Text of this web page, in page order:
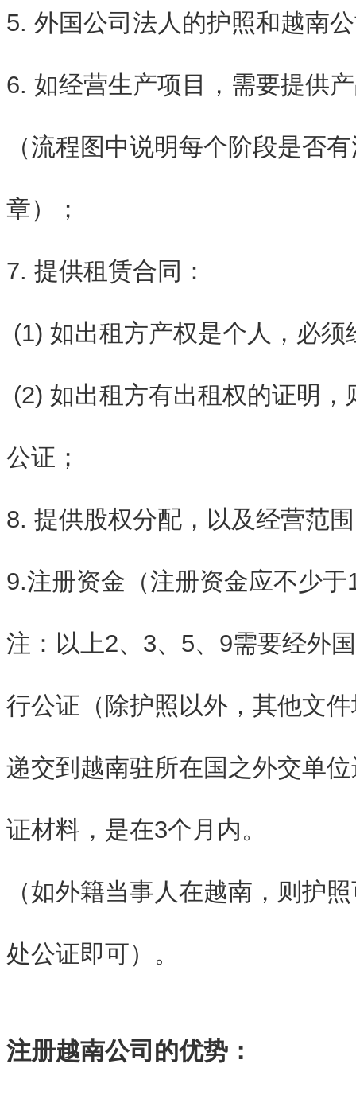
5. 外国公司法人的护照和越南
6. 如经营生产项目，需要提供
（流程图中说明每个阶段是否
章）；
7. 提供租赁合同：
(1) 如出租方产权是个人，必
(2) 如出租方有出租权的证明
公证；
8. 提供股权分配，以及经营范
9.注册资金（注册资金应不少于
注：以上2、3、5、9需要经外
行公证（除护照以外，其他文
递交到越南驻所在国之外交单
证材料，是在3个月内。
（如外籍当事人在越南，则护
处公证即可）。
注册越南公司的优势：